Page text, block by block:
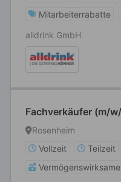
Mitarbeiterrabatte
alldrink GmbH
Fachverkäufer (m/
Rosenheim
Vollzeit
Teilzeit